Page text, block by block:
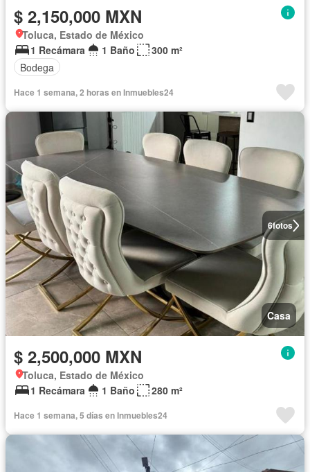
$ 2,150,000 MXN
Toluca, Estado de México
1 Recámara
1 Baño
300 m²
Bodega
Hace 1 semana, 2 horas en Inmuebles24
6fotos
Casa
$ 2,500,000 MXN
Toluca, Estado de México
1 Recámara
1 Baño 280 m²
Hace 1 semana, 5 días en Inmuebles24